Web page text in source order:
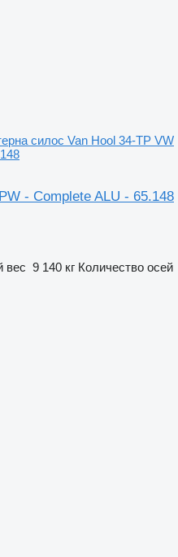
силос Van Hool 34-TP VW
- Complete ALU - 65.148
вес 9 140 кг Количество осей